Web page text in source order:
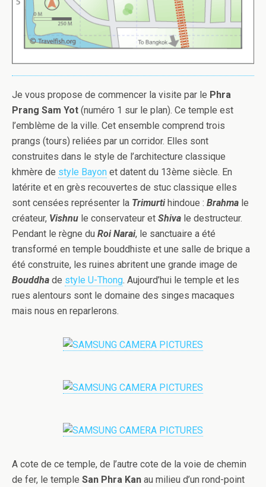
Je vous propose de commencer la visite par le Phra
Prang Sam Yot (numéro 1 sur le plan). Ce temple est
l’emblème de la ville. Cet ensemble comprend trois
prangs (tours) reliées par un corridor. Elles sont
construites dans le style de l’architecture classique
khmère de style Bayon et datent du 13ème siècle. En
latérite et en grès recouvertes de stuc classique elles
sont censées représenter la Trimurtihindoue : Brahma le
créateur, Vishnu le conservateur et Shiva le destructeur.
Pendant le règne du Roi Narai, le sanctuaire a été
transformé en temple bouddhiste et une salle de brique a
été construite, les ruines abritent une grande image de
Bouddha de style U-Thong. Aujourd’hui le temple et les
rues alentours sont le domaine des singes macaques
mais nous en reparlerons.
A cote de ce temple, de l’autre cote de la voie de chemin
de fer, le temple San Phra Kan au milieu d’un rond-point